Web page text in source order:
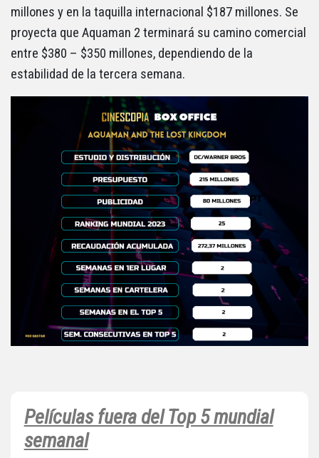
millones y en la taquilla internacional $187 millones. Se
proyecta que Aquaman 2 terminará su camino comercial
entre $380 – $350 millones, dependiendo de la
estabilidad de la tercera semana.
Películas fuera del Top 5 mundial
semanal